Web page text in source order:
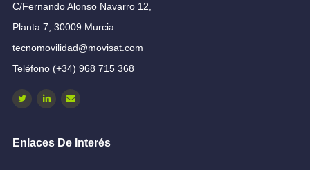
C/Fernando Alonso Navarro 12,
Planta 7, 30009 Murcia
tecnomovilidad@movisat.com
Teléfono (+34) 968 715 368
Enlaces De Interés